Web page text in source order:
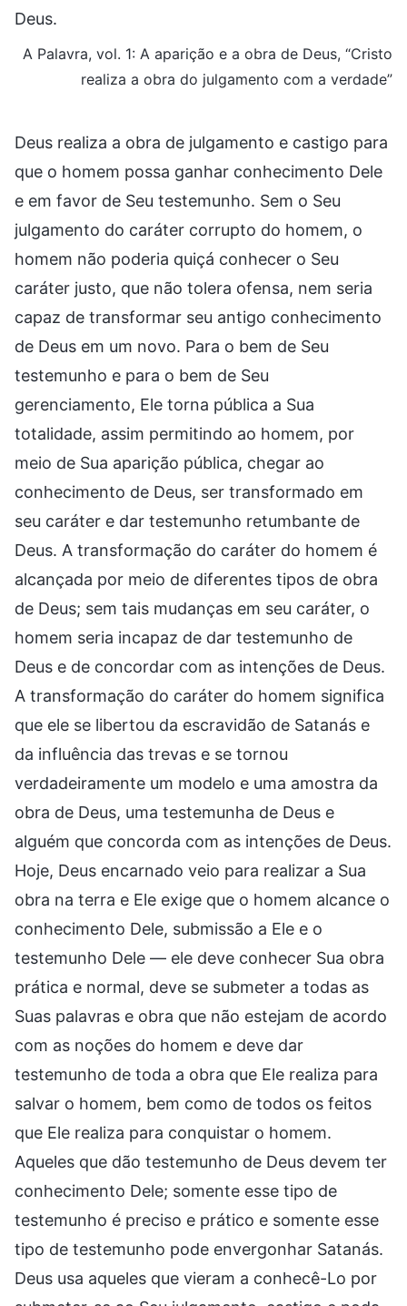
Deus.
A Palavra, vol. 1: A aparição e a obra de Deus, “Cristo
realiza a obra do julgamento com a verdade”
Deus realiza a obra de julgamento e castigo para
que o homem possa ganhar conhecimento Dele
e em favor de Seu testemunho. Sem o Seu
julgamento do caráter corrupto do homem, o
homem não poderia quiçá conhecer o Seu
caráter justo, que não tolera ofensa, nem seria
capaz de transformar seu antigo conhecimento
de Deus em um novo. Para o bem de Seu
testemunho e para o bem de Seu
gerenciamento, Ele torna pública a Sua
totalidade, assim permitindo ao homem, por
meio de Sua aparição pública, chegar ao
conhecimento de Deus, ser transformado em
seu caráter e dar testemunho retumbante de
Deus. A transformação do caráter do homem é
alcançada por meio de diferentes tipos de obra
de Deus; sem tais mudanças em seu caráter, o
homem seria incapaz de dar testemunho de
Deus e de concordar com as intenções de Deus.
A transformação do caráter do homem significa
que ele se libertou da escravidão de Satanás e
da influência das trevas e se tornou
verdadeiramente um modelo e uma amostra da
obra de Deus, uma testemunha de Deus e
alguém que concorda com as intenções de Deus.
Hoje, Deus encarnado veio para realizar a Sua
obra na terra e Ele exige que o homem alcance o
conhecimento Dele, submissão a Ele e o
testemunho Dele — ele deve conhecer Sua obra
prática e normal, deve se submeter a todas as
Suas palavras e obra que não estejam de acordo
com as noções do homem e deve dar
testemunho de toda a obra que Ele realiza para
salvar o homem, bem como de todos os feitos
que Ele realiza para conquistar o homem.
Aqueles que dão testemunho de Deus devem ter
conhecimento Dele; somente esse tipo de
testemunho é preciso e prático e somente esse
tipo de testemunho pode envergonhar Satanás.
Deus usa aqueles que vieram a conhecê-Lo por